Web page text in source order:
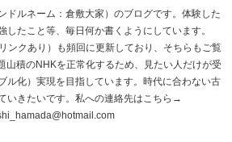
ドルネーム：倉敷大家）のブログです。体験した
したこと等、毎日何か書くようにしています。
ンクあり）も頻回に更新しており、そちらもご覧
山積のNHKを正常化するため、見たい人だけが受
ル化）実現を目指しています。時代に合わない古
いきたいです。私への連絡先はこちら→